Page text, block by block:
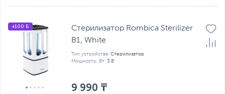
+100 Б
Стерилизатор Rombica Sterilizer
B1, White
Тип устройства: Стерилизатор
Мощность, Вт: 3.8
9 990 ₸